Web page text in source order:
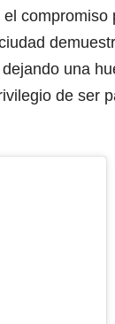
compromiso
una
de ser